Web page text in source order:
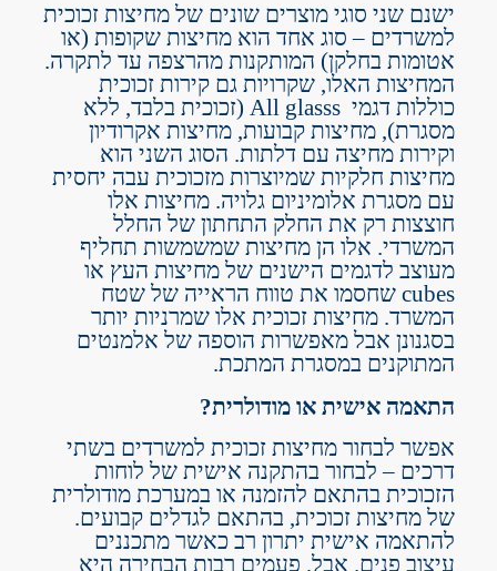
ישנם שני סוגי מוצרים שונים של מחיצות זכוכית
למשרדים – סוג אחד הוא מחיצות שקופות (או
אטומות בחלקן) המותקנות מהרצפה עד לתקרה.
המחיצות האלו, שקרויות גם קירות זכוכית
כוללות דגמי All glasss (זכוכית בלבד, ללא
מסגרת), מחיצות קבועות, מחיצות אקרודיון
וקירות מחיצה עם דלתות. הסוג השני הוא
מחיצות חלקיות שמיוצרות מזכוכית עבה יחסית
עם מסגרת אלומיניום גלויה. מחיצות אלו
חוצצות רק את החלק התחתון של החלל
המשרדי. אלו הן מחיצות שמשמשות תחליף
מעוצב לדגמים הישנים של מחיצות העץ או
cubes שחסמו את טווח הראייה של שטח
המשרד. מחיצות זכוכית אלו שמרניות יותר
בסגנונן אבל מאפשרות הוספה של אלמנטים
המתוקנים במסגרת המתכת.
התאמה אישית או מודולרית?
אפשר לבחור מחיצות זכוכית למשרדים בשתי
דרכים – לבחור בהתקנה אישית של לוחות
הזכוכית בהתאם להזמנה או במערכת מודולרית
של מחיצות זכוכית, בהתאם לגדלים קבועים.
להתאמה אישית יתרון רב כאשר מתכננים
עיצוב פנים. אבל, פעמים רבות הבחירה היא